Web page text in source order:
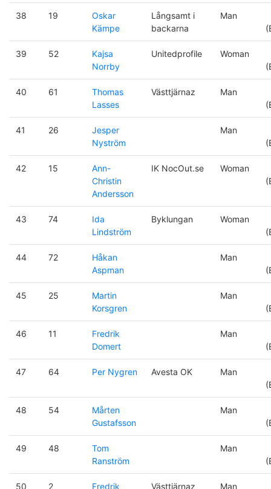
38 19
Oskar
Kämpe
Långsamt i
backarna
Man
39 52
Kajsa
Norrby
Unitedprofile
Woman
40 61
Thomas
Lasses
Västtjärnaz
Man
41 26
Jesper
Nyström
Man
42 15
Ann-
Christin
Andersson
IK NocOut.se
Woman
43 74
Ida
Lindström
Byklungan
Woman
44 72
Håkan
Aspman
Man
45 25
Martin
Korsgren
Man
46 11
Fredrik
Domert
Man
47 64 Per Nygren Avesta OK
Man
48 54
Mårten
Gustafsson
Man
49 48
Tom
Ranström
Man
50 2 Fredrik Västtjärnaz Man